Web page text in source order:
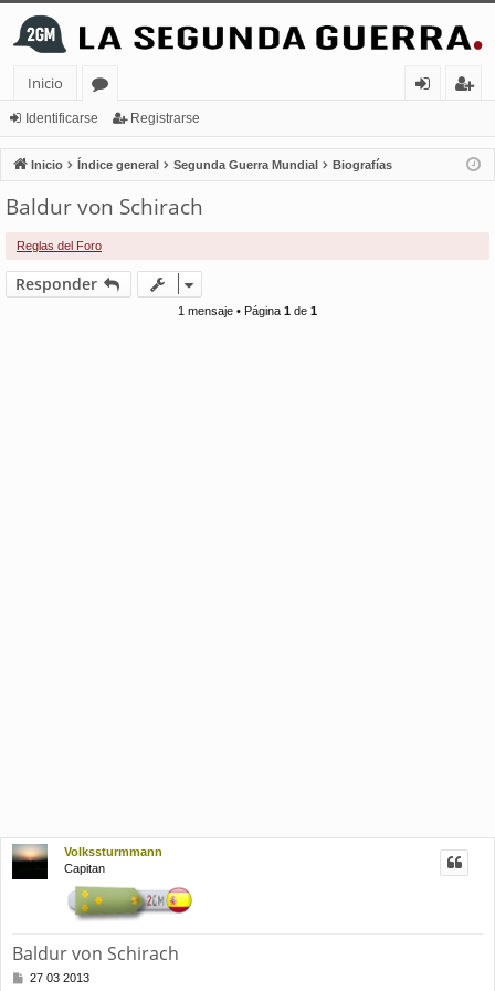
Inicio
or
os
nt
ifi
ist
ra
Identificarse Registrarse
Inicio Índice general Segunda Guerra Mundial Biografías
Baldur von Schirach
Reglas del Foro
Responder
1 mensaje • Página 1 de 1
Volkssturmmann
Capitan
Baldur von Schirach
M
27 03 2013